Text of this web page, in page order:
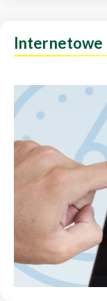
Internetowe